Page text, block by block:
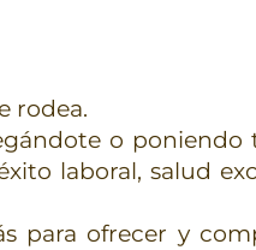
rodea.
o poniendo
laboral, salud
para ofrecer y